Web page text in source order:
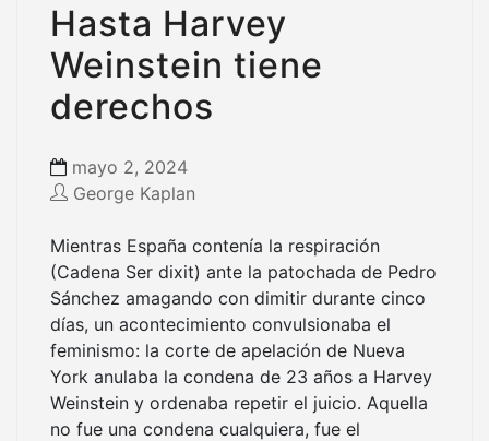
Hasta Harvey
Weinstein tiene
derechos
mayo 2, 2024
George Kaplan
Mientras España contenía la respiración
(Cadena Ser dixit) ante la patochada de Pedro
Sánchez amagando con dimitir durante cinco
días, un acontecimiento convulsionaba el
feminismo: la corte de apelación de Nueva
York anulaba la condena de 23 años a Harvey
Weinstein y ordenaba repetir el juicio. Aquella
no fue una condena cualquiera, fue el